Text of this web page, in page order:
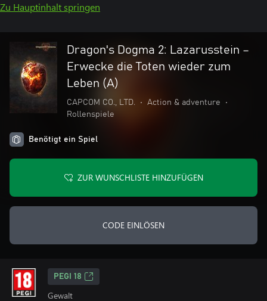
Zu Hauptinhalt springen
Dragon's Dogma 2: Lazarusstein –
Erwecke die Toten wieder zum
Leben (A)
CAPCOM CO., LTD. • Action & adventure
•
Rollenspiele
Benötigt ein Spiel
ZUR WUNSCHLISTE HINZUFÜGEN
CODE EINLÖSEN
PEGI 18
Gewalt